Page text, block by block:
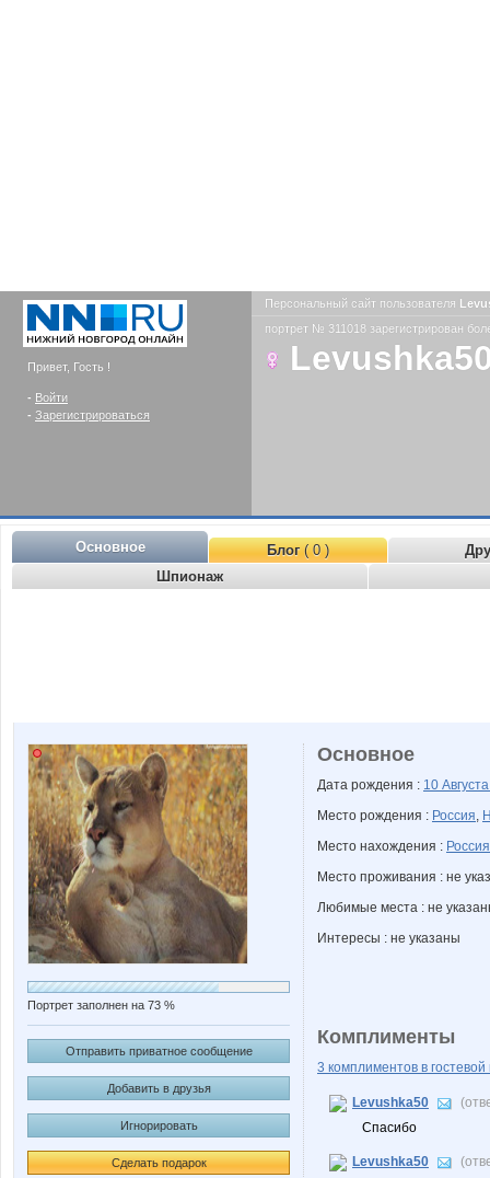
Привет, Гость !
- Войти
- Зарегистрироваться
Персональный сайт пользователя
портрет № 311018 зарегистрирован
Основное Блог( 0 )
Шпионаж
Портрет заполнен на 73 %
Отправить приватное сообщение
Добавить в друзья
Игнорировать
Сделать подарок
Основное
Дата рождения : 10
Место рождения : Россия,
Место нахождения : Россия
Место проживания : не
Любимые места : не
Интересы : не указаны
Комплименты
3 комплиментов в гостевой
Levushka50
Спасибо
Levushka50